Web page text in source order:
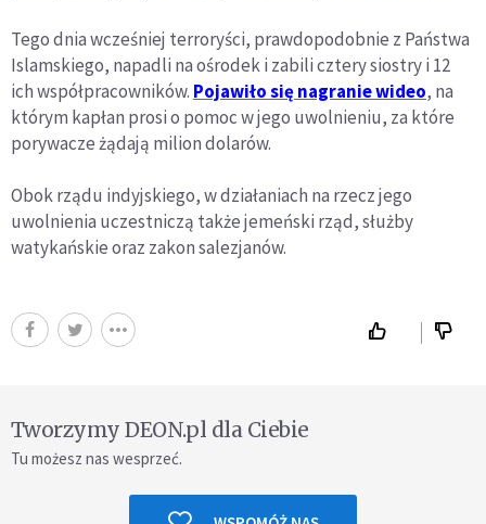
Tego dnia wcześniej terroryści, prawdopodobnie z Państwa
Islamskiego, napadli na ośrodek i zabili cztery siostry i 12
ich współpracowników. Pojawiło się nagranie wideo, na
którym kapłan prosi o pomoc w jego uwolnieniu, za które
porywacze żądają milion dolarów.
Obok rządu indyjskiego, w działaniach na rzecz jego
uwolnienia uczestniczą także jemeński rząd, służby
watykańskie oraz zakon salezjanów.
Tworzymy DEON.pl dla Ciebie
Tu możesz nas wesprzeć.